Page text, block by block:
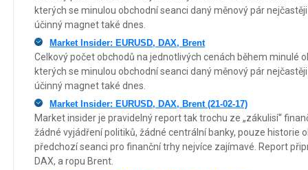
kterých se minulou obchodní seanci daný měnový pár
účinný magnet také dnes.
Market Insider: EURUSD, DAX, Brent
Celkový počet obchodů na jednotlivých cenách během minulé
kterých se minulou obchodní seanci daný měnový pár
účinný magnet také dnes.
Market Insider: EURUSD, DAX, Brent (21-02-17)
Market insider je pravidelný report tak trochu ze „zákulisí“
žádné vyjádření politiků, žádné centrální banky, pouze historie
předchozí seanci pro finanční trhy nejvíce zajímavé. Report
DAX, a ropu Brent.